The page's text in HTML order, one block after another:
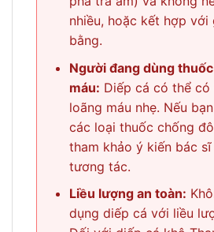
nhiều, hoặc kết hợp với
bằng.
Người đang dùng
máu: Diếp cá có thể có
loãng máu nhẹ. Nếu
các loại thuốc chống
tham khảo ý kiến bác
tương tác.
Liều lượng an toàn:
dụng diếp cá với liều